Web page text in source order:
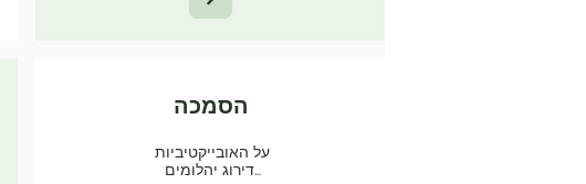
הסמכה
על האובייקטיביות
דירוג יהלומים…